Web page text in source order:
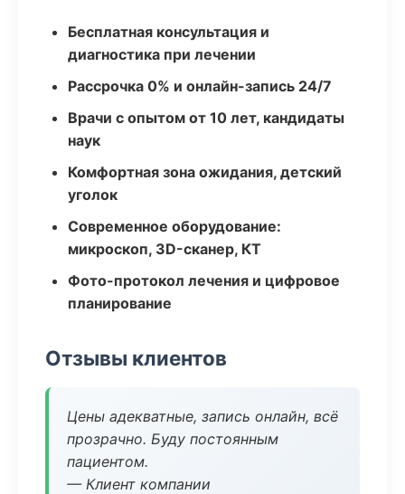
Бесплатная консультация и
диагностика при лечении
Рассрочка 0% и онлайн-запись 24/7
Врачи с опытом от 10 лет, кандидаты
наук
Комфортная зона ожидания, детский
уголок
Современное оборудование:
микроскоп, 3D-сканер, КТ
Фото-протокол лечения и цифровое
планирование
Отзывы клиентов
Цены адекватные, запись онлайн, всё
прозрачно. Буду постоянным
пациентом.
— Клиент компании